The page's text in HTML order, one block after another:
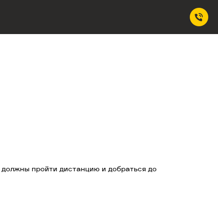
пройти дистанцию и добраться до